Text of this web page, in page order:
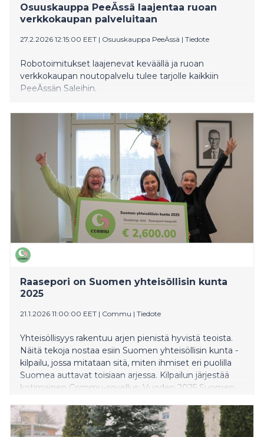
Osuuskauppa PeeÄssä laajentaa ruoan
verkkokaupan palveluitaan
27.2.2026 12:15:00 EET | Osuuskauppa PeeÄssä | Tiedote
Robotoimitukset laajenevat keväällä ja ruoan
verkkokaupan noutopalvelu tulee tarjolle kaikkiin
PeeÄssän Saleihin.
Raasepori on Suomen yhteisöllisin kunta
2025
21.1.2026 11:00:00 EET | Commu | Tiedote
Yhteisöllisyys rakentuu arjen pienistä hyvistä teoista.
Näitä tekoja nostaa esiin Suomen yhteisöllisin kunta -
kilpailu, jossa mitataan sitä, miten ihmiset eri puolilla
Suomea auttavat toisiaan arjessa. Kilpailun järjestää
kotimainen Commu-sovellus. Vuoden 2025 Suomen
Voitosta Raasepori palkittiin 2600 euron palkintopotilla,
joka on tarkoitettu yhteisöllisyyttä vahvistavaan